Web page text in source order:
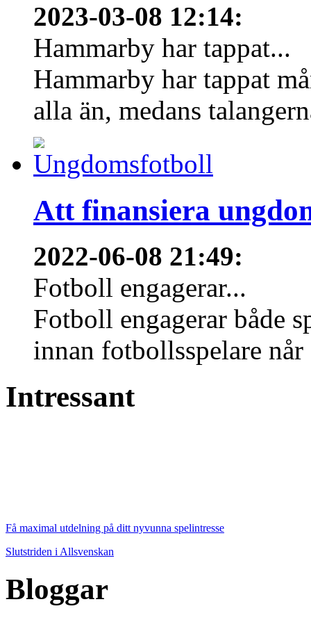
2023-03-08 12:14:
Hammarby har tappat...
Hammarby har tappat
alla än, medans
Att finansiera
2022-06-08 21:49:
Fotboll engagerar...
Fotboll engagerar både
innan fotbollsspelare
Intressant
Få maximal utdelning på ditt nyvunna spelintresse
Slutstriden i Allsvenskan
Bloggar